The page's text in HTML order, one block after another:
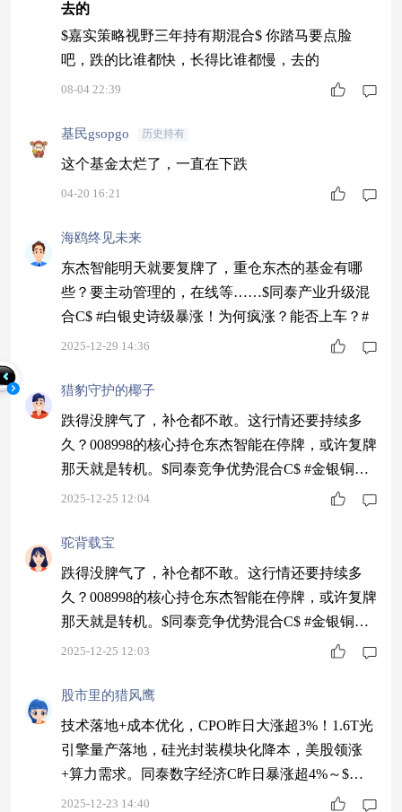
去的
$嘉实策略视野三年持有期混合$ 你踏马要点脸
吧，跌的比谁都快，长得比谁都慢，去的
08-04 22:39
基民gsopgo 历史持有
这个基金太烂了，一直在下跌
04-20 16:21
海鸥终见未来
东杰智能明天就要复牌了，重仓东杰的基金有哪
些？要主动管理的，在线等……$同泰产业升级混
合C$ #白银史诗级暴涨！为何疯涨？能否上车？#
2025-12-29 14:36
猎豹守护的椰子
跌得没脾气了，补仓都不敢。这行情还要持续多
久？008998的核心持仓东杰智能在停牌，或许复牌
那天就是转机。$同泰竞争优势混合C$ #金银铜铂
齐创新高！你最看好哪种金属？#
2025-12-25 12:04
驼背载宝
跌得没脾气了，补仓都不敢。这行情还要持续多
久？008998的核心持仓东杰智能在停牌，或许复牌
那天就是转机。$同泰竞争优势混合C$ #金银铜铂
齐创新高！你最看好哪种金属？#
2025-12-25 12:03
股市里的猎风鹰
技术落地+成本优化，CPO昨日大涨超3%！1.6T光
引擎量产落地，硅光封装模块化降本，美股领涨
+算力需求。同泰数字经济C昨日暴涨超4%～$同
泰数字经济股票C$ #A股年成交额破400万亿！#
2025-12-23 14:40